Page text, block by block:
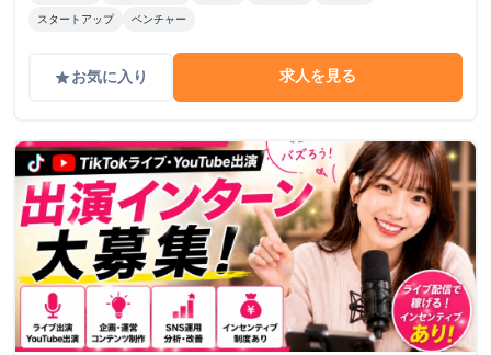
スタートアップ ベンチャー
gradeお気に入り 求人を見る